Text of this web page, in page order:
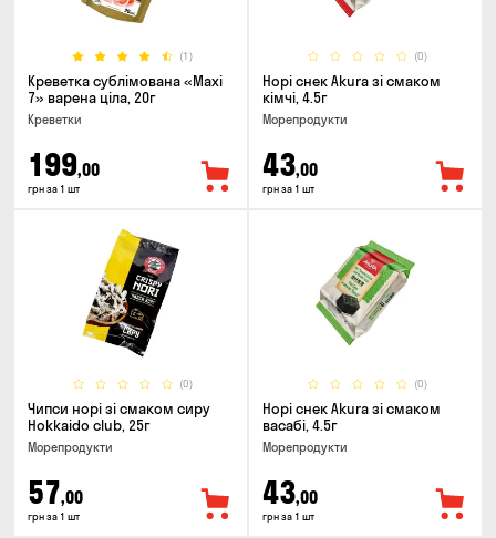
(1)
Креветка сублімована «Maxi
7» варена ціла, 20г
Креветки
199,00
грн за 1 шт
(0)
Норі снек Akura зі смаком
кімчі, 4.5г
Морепродукти
43,00
грн за 1 шт
(0)
Чипси норі зі смаком сиру
Hokkaido club, 25г
Морепродукти
57,00
грн за 1 шт
(0)
Норі снек Akura зі смаком
васабі, 4.5г
Морепродукти
43,00
грн за 1 шт